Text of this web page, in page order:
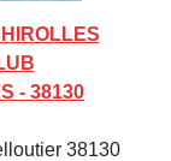
- 38130
38130